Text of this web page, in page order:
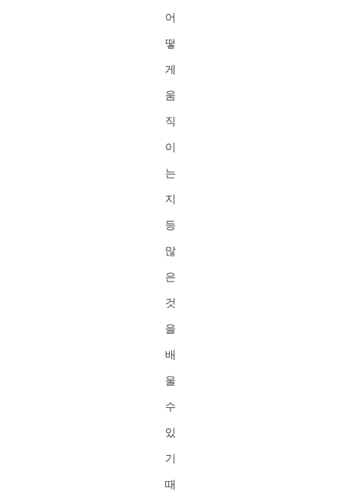
어
떻
게
움
직
이
는
지
등
많
은
것
을
배
울
수
있
기
때